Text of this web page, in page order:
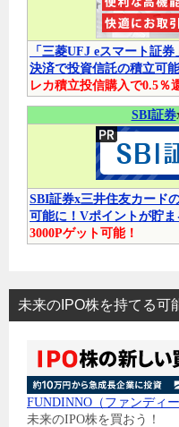
「三菱UFJ eスマート証
決済で投資信託の積立可
レカ積立投信購入で0.5％
SBI証券
SBI証券x三井住友カード
可能に！Vポイントが貯ま
3000Pゲット可能！
未来のIPO株を持てる可
FUNDINNO（ファンディー
未来のIPO株を買おう！